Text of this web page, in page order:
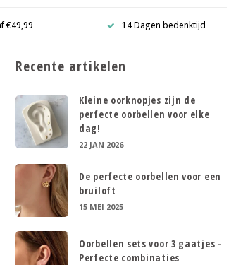
€49,99 14 Dagen bedenktijd
Recente artikelen
Kleine oorknopjes zijn de
perfecte oorbellen voor elke
dag!
22 JAN 2026
De perfecte oorbellen voor een
bruiloft
15 MEI 2025
Oorbellen sets voor 3 gaatjes -
Perfecte combinaties